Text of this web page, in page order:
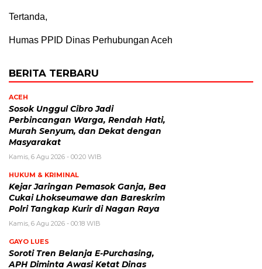
Tertanda,
Humas PPID Dinas Perhubungan Aceh
BERITA TERBARU
ACEH
Sosok Unggul Cibro Jadi
Perbincangan Warga, Rendah Hati,
Murah Senyum, dan Dekat dengan
Masyarakat
Kamis, 6 Agu 2026 - 00:20 WIB
HUKUM & KRIMINAL
Kejar Jaringan Pemasok Ganja, Bea
Cukai Lhokseumawe dan Bareskrim
Polri Tangkap Kurir di Nagan Raya
Kamis, 6 Agu 2026 - 00:18 WIB
GAYO LUES
Soroti Tren Belanja E-Purchasing,
APH Diminta Awasi Ketat Dinas